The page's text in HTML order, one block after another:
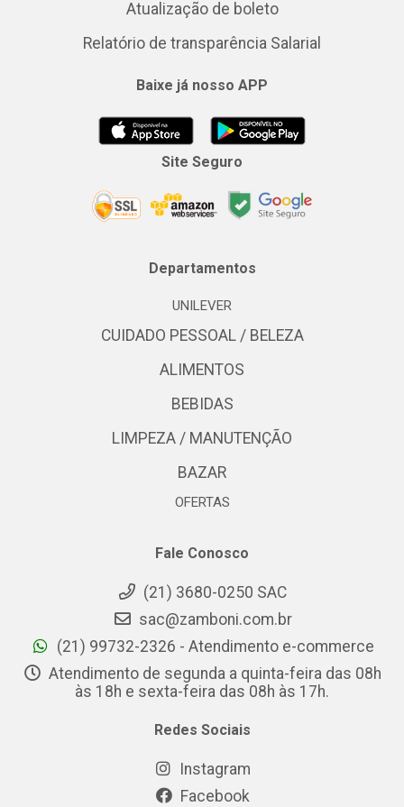
Atualização de boleto
Relatório de transparência Salarial
Baixe já nosso APP
Site Seguro
Departamentos
UNILEVER
CUIDADO PESSOAL / BELEZA
ALIMENTOS
BEBIDAS
LIMPEZA / MANUTENÇÃO
BAZAR
OFERTAS
Fale Conosco
(21) 3680-0250 SAC
sac@zamboni.com.br
(21) 99732-2326 - Atendimento e-commerce
Atendimento de segunda a quinta-feira das 08h
às 18h e sexta-feira das 08h às 17h.
Redes Sociais
Instagram
Facebook